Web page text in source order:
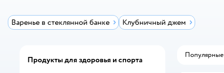
Варенье в стеклянной банке Клубничный джем
Популярные
Продукты для здоровья и спорта